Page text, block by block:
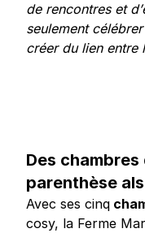
de rencontres et
seulement
créer du lien entre
Des
parenthèse
Avec ses cinq
cosy, la Ferme